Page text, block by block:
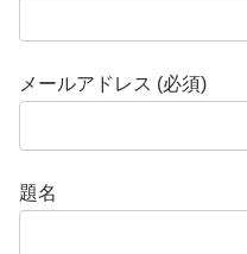
メールアドレス (必須)
題名